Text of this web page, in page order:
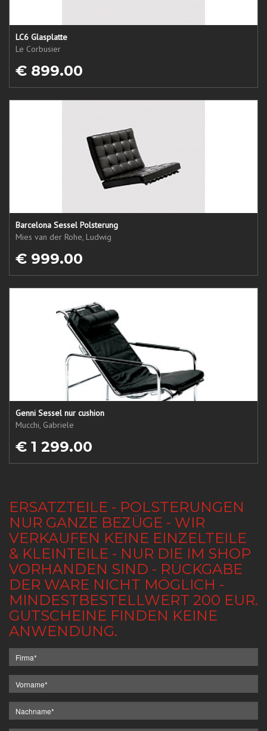
LC6 Glasplatte
Le Corbusier
€ 899.00
Barcelona Sessel Polsterung
Mies van der Rohe, Ludwig
€ 999.00
Genni Sessel nur cushion
Mucchi, Gabriele
€ 1 299.00
ERSATZTEILE - POLSTERUNGEN
NUR GANZE BEZÜGE - WIR
VERKAUFEN KEINE EINZELTEILE
& KLEINTEILE - NUR DIE IM SHOP
VORHANDEN SIND - RÜCKGABE
DER WARE NICHT MÖGLICH -
MINDESTBESTELLWERT 200 EUR.
GUTSCHEINE FINDEN KEINE
ANWENDUNG.